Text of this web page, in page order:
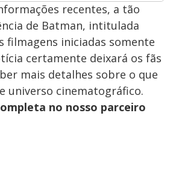
recentes, a tão
de Batman, intitulada
filmagens iniciadas somente
certamente deixará os fãs
mais detalhes sobre o que
universo cinematográfico.
no nosso parceiro